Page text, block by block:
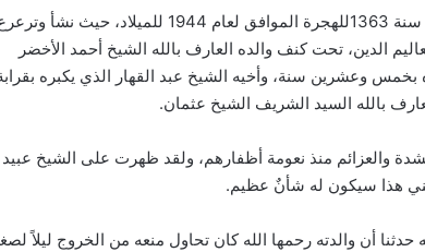
)، وذلك في سنة 1363للهجرة الموافق لعام 1944 للميلاد، حيث
الدين، تحت كنف والده العارف بالله الشيخ أحمد الأخضر
بخمس وعشرين سنة، وأخيه الشيخ عبد القهار الذي يكبره
بالله السيد الشريف الشيخ عثمان.
والعزائم منذ نعومة أظفارهم، ولقد ظهرت على الشيخ عبيد
هذا سيكون له شأنٌ عظيم.
حتى أنه حدثنا أن والدته رحمها الله كان تحاول منعه من الخروج ليلاً